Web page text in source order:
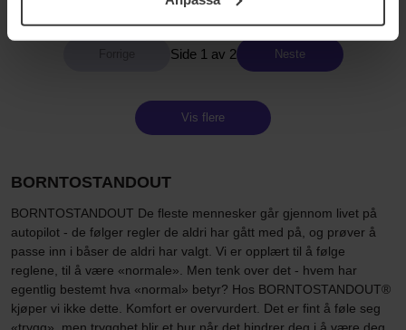
samt vår Integritetspolicy.
Side 1 av 2 Neste
Vis flere
BORNTOSTANDOUT
BORNTOSTANDOUT De fleste mennesker går gjennom livet på
autopilot - de følger regler de aldri har gått med på, og prøver å
passe inn i båser de aldri har valgt. Vi er opplært til å følge
reglene, til å være «normale». Men tenk over det - hvem har
egentlig bestemt hva «normal» betyr? Hos BORNTOSTANDOUT®
kjøper vi ikke dette. Komfort er overvurdert. Det er fint å føle seg
«trygg», men trygghet blir et bur når det hindrer deg i å være deg